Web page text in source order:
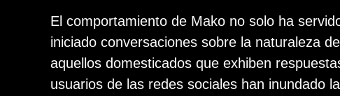
El comportamiento de Mako no solo ha
iniciado conversaciones sobre la naturaleza
aquellos domesticados que exhiben
usuarios de las redes sociales han inundado